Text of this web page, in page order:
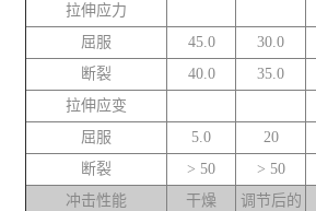
拉伸应力
屈服 45.0 30.0
断裂
40.0 35.0
拉伸应变
屈服 5.0 20
断裂
> 50 > 50
冲击性能
干燥 调节后的